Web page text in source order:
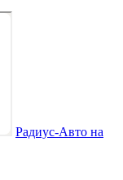
Радиус-Авто на